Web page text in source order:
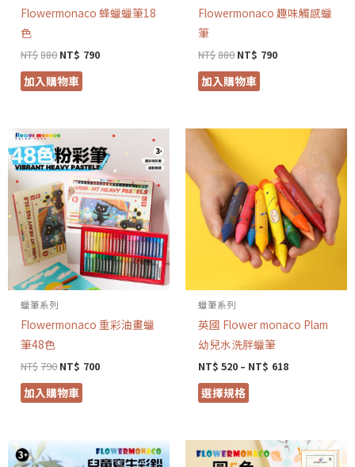
Flowermonaco 蜂蠟蠟筆18
色
NT$880NT$ 790
加入購物車
Flowermonaco 趣味觸感蠟
筆
NT$880NT$ 790
加入購物車
蠟筆系列
Flowermonaco 重彩油畫蠟
筆48色
NT$790NT$ 700
加入購物車
蠟筆系列
英國 Flower monaco Plam
幼兒水洗胖蠟筆
NT$ 520 – NT$ 618
選擇規格